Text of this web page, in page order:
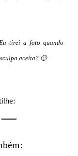
tirei a foto quando
aceita? 🙂